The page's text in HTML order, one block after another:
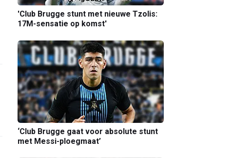
'Club Brugge stunt met nieuwe Tzolis:
17M-sensatie op komst'
‘Club Brugge gaat voor absolute stunt
met Messi-ploegmaat’